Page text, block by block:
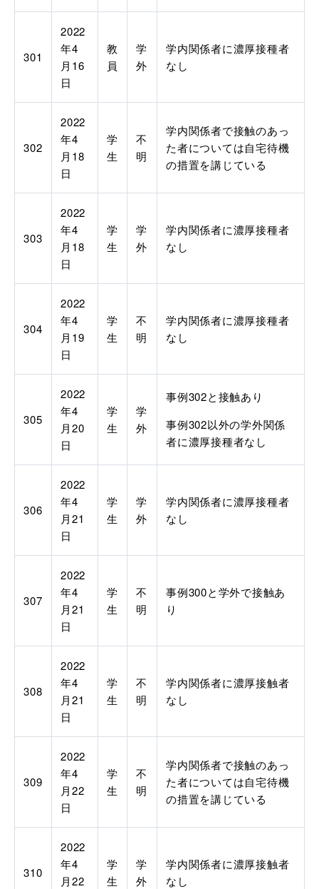
301
2022
年4
月 16
日
教
員
学
外
学内関係者に濃厚接種者
なし
302
2022
年4
月 18
日
学
生
不
明
学内関係者で接触のあっ
た者については自宅待機
の措置を講じている
303
2022
年4
月 18
日
学
生
学
外
学内関係者に濃厚接種者
なし
304
2022
年4
月 19
日
学
生
不
明
学内関係者に濃厚接種者
なし
305
2022
年4
月20
日
学
生
学
外
事例302と接触あり
事例302以外の学外関係
者に濃厚接種者なし
306
2022
年4
月21
日
学
生
学
外
学内関係者に濃厚接種者
なし
307
2022
年4
月21
日
学
生
不
明
事例300と学外で接触あ
り
308
2022
年4
月21
日
学
生
不
明
学内関係者に濃厚接触者
なし
309
2022
年4
月22
日
学
生
不
明
学内関係者で接触のあっ
た者については自宅待機
の措置を講じている
310
2022
年4
月22
学
生
学
外
学内関係者に濃厚接触者
なし